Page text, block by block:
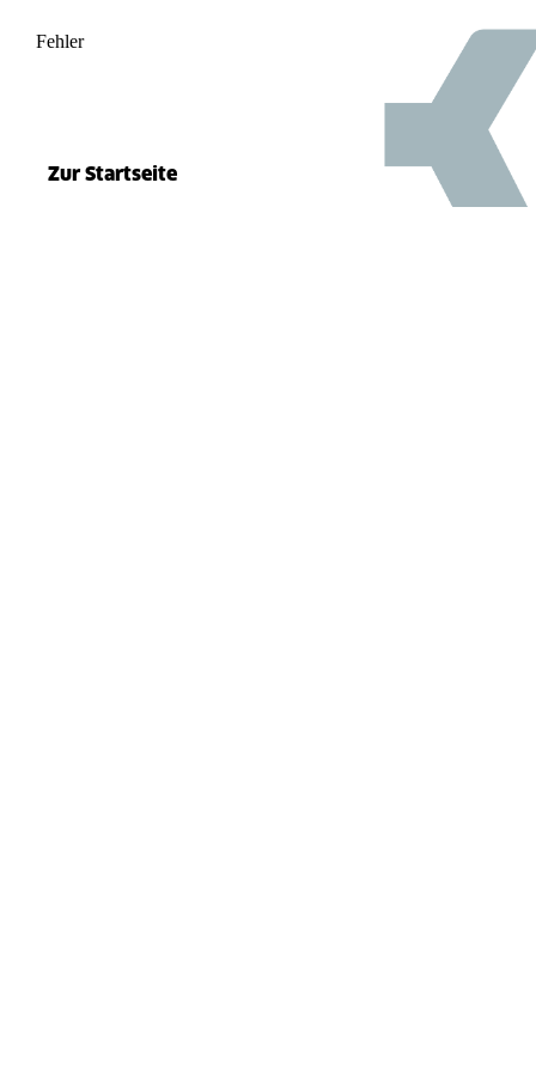
Fehler 500
Zur Startseite